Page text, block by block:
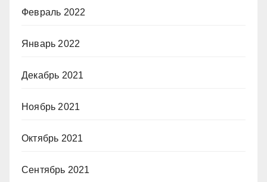
Февраль 2022
Январь 2022
Декабрь 2021
Ноябрь 2021
Октябрь 2021
Сентябрь 2021